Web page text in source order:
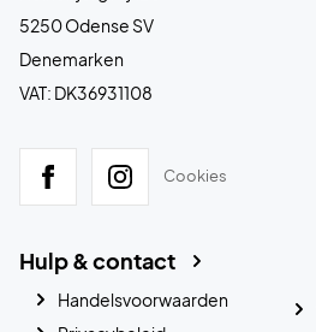
5250 Odense SV
Denemarken
VAT: DK36931108
Cookies
Hulp & contact
Handelsvoorwaarden